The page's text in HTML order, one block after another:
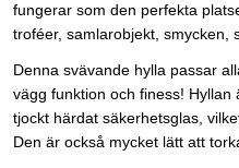
fungerar som den perfekta
troféer, samlarobjekt, smycken,
Denna svävande hylla passar
vägg funktion och finess!
tjockt härdat säkerhetsglas,
Den är också mycket lätt att